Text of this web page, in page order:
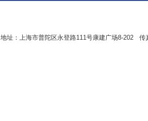
地址：上海市普陀区永登路111号康建广场8-202